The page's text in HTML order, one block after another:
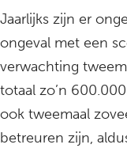
Jaarlijks zijn er
ongeval met een
verwachting
totaal zo’n
ook tweemaal
betreuren zijn,